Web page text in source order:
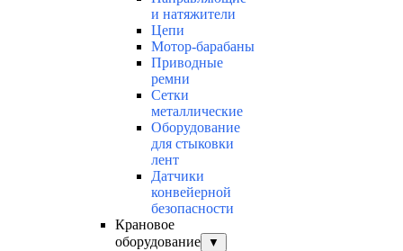
и натяжители
Цепи
Мотор-барабаны
Приводные
ремни
Сетки
металлические
Оборудование
для стыковки
лент
Датчики
конвейерной
безопасности
Крановое
оборудование
▼